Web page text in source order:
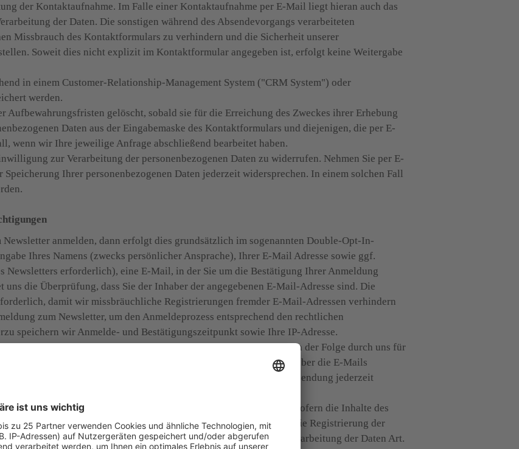
der Kontaktaufnahme. Im Falle einer Kontaktaufnahme per E-Mail liegt hieran auch das
der Daten. Die sonstigen während des Absendevorgangs verarbeiteten
Missbrauch des Kontaktformulars zu verhindern und die Sicherheit unserer
Soweit dies nicht explizit im Kontaktformular angegeben ist, erfolgt keine Weitergabe
in einem Customer-Relationship-Management System ("CRM System") oder
werden.
Aufbewahrungsfristen gelöscht, sobald sie für die Erreichung des Zweckes ihrer Erhebung
Daten aus der Eingabemaske des Kontaktformulars und diejenigen, die per E-
wenn wir Ihre jeweilige Anfrage abschließend bearbeitet haben.
zur Verarbeitung der personenbezogenen Daten zu widerrufen. Nehmen Sie per E-
Ihrer personenbezogenen Daten jederzeit widersprechen. In einem solchen Fall
Newsletter anmelden, dann erfolgt dies grundsätzlich im sogenannten Double-Opt-In-
Ihres Namens (zwecks persönlicher Ansprache), Ihrer E-Mail Adresse sowie ggf.
Newsletters erforderlich), eine E-Mail, in der Sie um die Bestätigung Ihrer Anmeldung
uns die Überprüfung, dass Sie der Inhaber der angegebenen E-Mail-Adresse sind. Die
damit wir missbräuchliche Registrierungen fremder E-Mail-Adressen verhindern
zum Newsletter, um den Anmeldeprozess entsprechend den rechtlichen
speichern wir Anmelde- und Bestätigungszeitpunkt sowie Ihre IP-Adresse.
erwerben und hierbei Ihre E-Mail-Adresse hinterlegen, kann diese in der Folge durch uns für
E-Mail-Werbung verwendet werden. In einem solchen Fall wird über die E-Mails
Waren oder Dienstleistungen versendet. Sie können dieser Zusendung jederzeit
ist bei Vorliegen Ihrer Einwilligung Art. 6 Abs. 1 lit. a DSGVO. Sofern die Inhalte des
werden, sind sie für die Einwilligung maßgeblich. Dient die Registrierung der
vorvertraglicher Maßnahmen, so ist Rechtsgrundlage für die Verarbeitung der Daten Art.